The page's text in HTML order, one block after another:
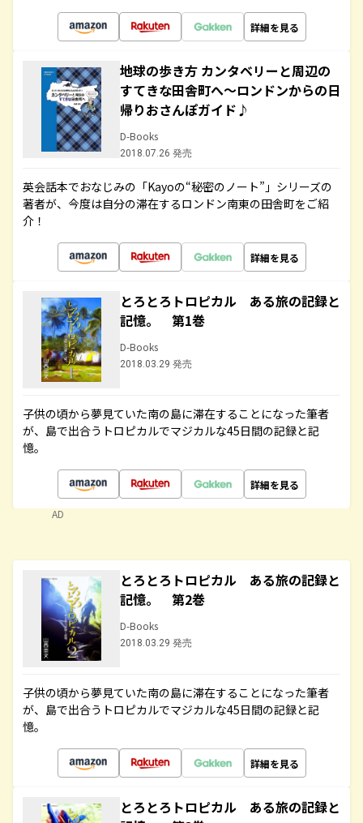
詳細を見る
地球の歩き方 カンタベリーと周辺の
すてきな田舎町へ～ロンドンからの日
帰りおさんぽガイド♪
D-Books
2018.07.26 発売
英会話本でおなじみの「Kayoの“秘密のノート”」シリーズの
著者が、今度は自分の滞在するロンドン南東の田舎町をご紹
介！
詳細を見る
とろとろトロピカル ある旅の記録と
記憶。 第1巻
D-Books
2018.03.29 発売
子供の頃から夢見ていた南の島に滞在することになった筆者
が、島で出合うトロピカルでマジカルな45日間の記録と記
憶。
詳細を見る
AD
とろとろトロピカル ある旅の記録と
記憶。 第2巻
D-Books
2018.03.29 発売
子供の頃から夢見ていた南の島に滞在することになった筆者
が、島で出合うトロピカルでマジカルな45日間の記録と記
憶。
詳細を見る
とろとろトロピカル ある旅の記録と